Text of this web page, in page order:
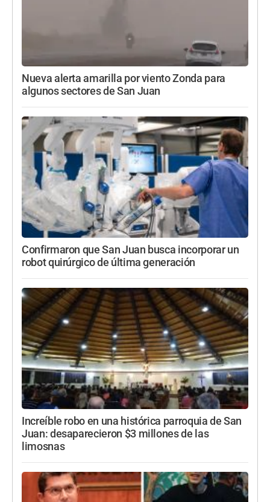
Nueva alerta amarilla por viento Zonda para
algunos sectores de San Juan
Confirmaron que San Juan busca incorporar un
robot quirúrgico de última generación
Increíble robo en una histórica parroquia de San
Juan: desaparecieron $3 millones de las
limosnas